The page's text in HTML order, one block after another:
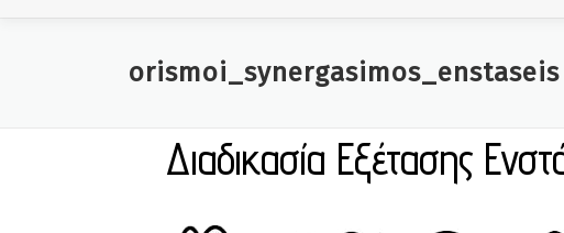
orismoi_synergasimos_enstaseis
Διαδικασία Εξέτασης